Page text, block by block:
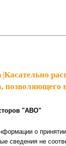
|Касательно
позволяющего
"АВО"
о
сведения не